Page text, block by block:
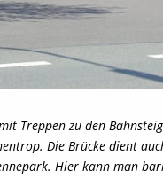
Treppen zu den
Die Brücke dient
Hier kann man